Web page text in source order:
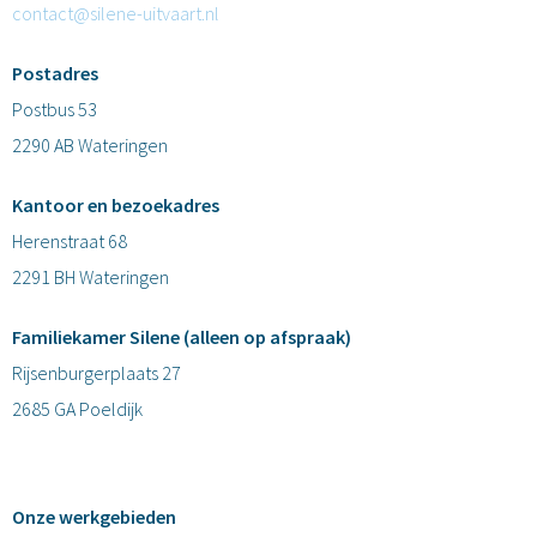
contact@silene-uitvaart.nl
Postadres
Postbus 53
2290 AB Wateringen
Kantoor en bezoekadres
Herenstraat 68
2291 BH Wateringen
Familiekamer Silene (alleen op afspraak)
Rijsenburgerplaats 27
2685 GA Poeldijk
Onze werkgebieden